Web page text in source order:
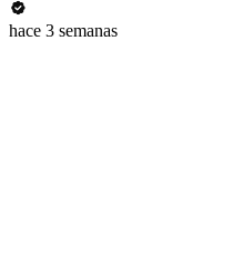
hace 3 semanas